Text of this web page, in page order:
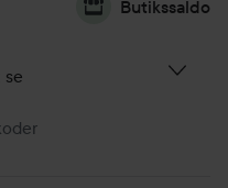
Butikssaldo